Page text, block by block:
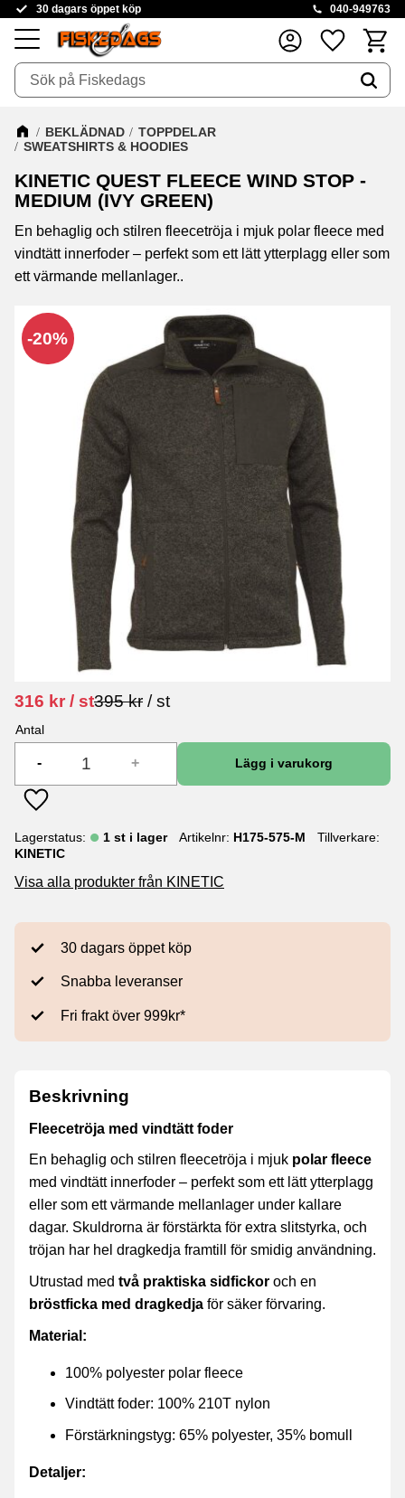
Meny
30 dagars öppet köp 040-949763
Favoriter
BEKLÄDNAD
TOPPDELAR
SWEATSHIRTS & HOODIES
KINETIC QUEST FLEECE WIND STOP -
MEDIUM (IVY GREEN)
En behaglig och stilren fleecetröja i mjuk polar fleece med
vindtätt innerfoder – perfekt som ett lätt ytterplagg eller som
ett värmande mellanlager..
20%
Nedsatt pris:
316 kr / stOrdinarie pris:
395kr /st
Antal
+
-
Lägg till i favoriter
Lagerstatus 1 st i lager Artikelnr H175-575-M
Tillverkare
KINETIC
Visa alla produkter från KINETIC
30 dagars öppet köp
Snabba leveranser
Fri frakt över 999kr*
Beskrivning
Fleecetröja med vindtätt foder
En behaglig och stilren fleecetröja i mjuk polar fleece
med vindtätt innerfoder – perfekt som ett lätt ytterplagg
eller som ett värmande mellanlager under kallare
dagar. Skuldrorna är förstärkta för extra slitstyrka, och
tröjan har hel dragkedja framtill för smidig användning.
Utrustad med två praktiska sidfickor och en
bröstficka med dragkedja för säker förvaring.
Material:
100% polyester polar fleece
Vindtätt foder: 100% 210T nylon
Förstärkningstyg: 65% polyester, 35% bomull
Detaljer: